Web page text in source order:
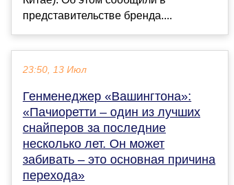
представительстве бренда....
23:50, 13 Июл
Генменеджер «Вашингтона»:
«Пачиоретти – один из лучших
снайперов за последние
несколько лет. Он может
забивать – это основная причина
перехода»